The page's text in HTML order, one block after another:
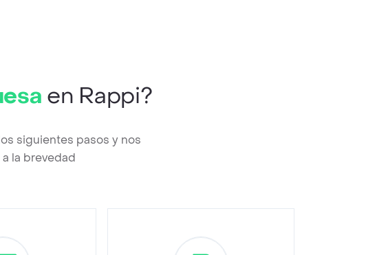
en Rappi?
siguientes pasos y nos
la brevedad